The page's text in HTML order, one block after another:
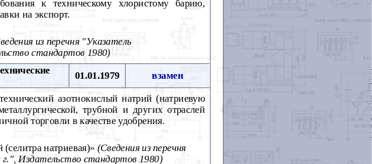
к техническому хлористому барию,
на экспорт.
из перечня "Указатель
стандартов 1980)
01.01.1979 взамен
азотнокислый натрий (натриевую
трубной и других отраслей
торговли в качестве удобрения.
натриевая)» (Сведения из перечня
Издательство стандартов 1980)